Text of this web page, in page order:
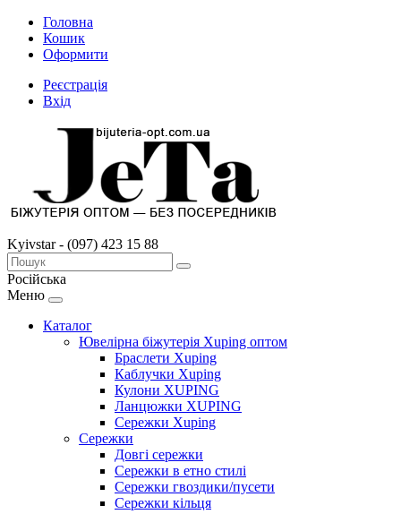
Головна
Кошик
Оформити
Реєстрація
Вхід
Kyivstar - (097) 423 15 88
Російська
Меню
Каталог
Ювелірна біжутерія Xuping оптом
Браслети Xuping
Каблучки Xuping
Кулони XUPING
Ланцюжки XUPING
Сережки Xuping
Сережки
Довгі сережки
Сережки в етно стилі
Сережки гвоздики/пусети
Сережки кільця